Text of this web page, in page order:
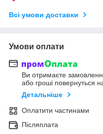
Всі умови доставки
Умови оплати
Ви отримаєте
або гроші повернуться
Детальніше
Оплатити частинами
Післяплата